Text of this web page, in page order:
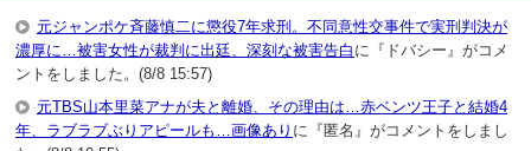
元ジャンポケ斉藤慎二に懲役7年求刑。不同意性交事件で実刑判決が
濃厚に…被害女性が裁判に出廷、深刻な被害告白 に『ドバシー』がコメ
ントをしました。(8/8 15:57)
元TBS山本里菜アナが夫と離婚、その理由は…赤ベンツ王子と結婚4
年、ラブラブぶりアピールも…画像あり に『匿名』がコメントをしまし